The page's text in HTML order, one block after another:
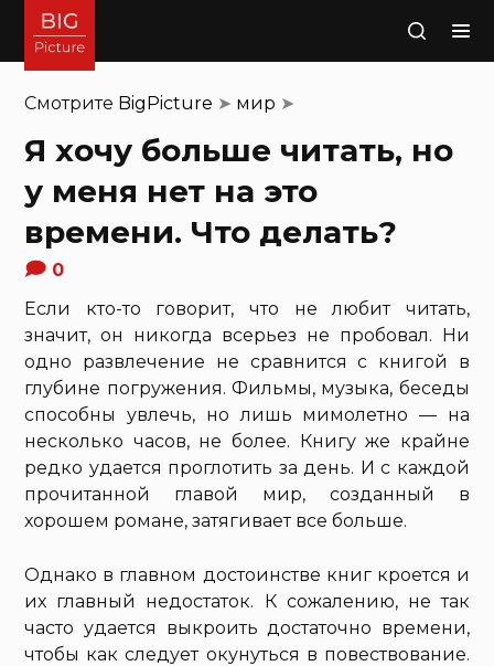
Поиск
Смотрите BigPicture ➤ мир ➤
Я хочу больше читать, но
у меня нет на это
времени. Что делать?
0
Если кто-то говорит, что не любит читать,
значит, он никогда всерьез не пробовал. Ни
одно развлечение не сравнится с книгой в
глубине погружения. Фильмы, музыка, беседы
способны увлечь, но лишь мимолетно — на
несколько часов, не более. Книгу же крайне
редко удается проглотить за день. И с каждой
прочитанной главой мир, созданный в
хорошем романе, затягивает все больше.
Однако в главном достоинстве книг кроется и
их главный недостаток. К сожалению, не так
часто удается выкроить достаточно времени,
чтобы как следует окунуться в повествование.